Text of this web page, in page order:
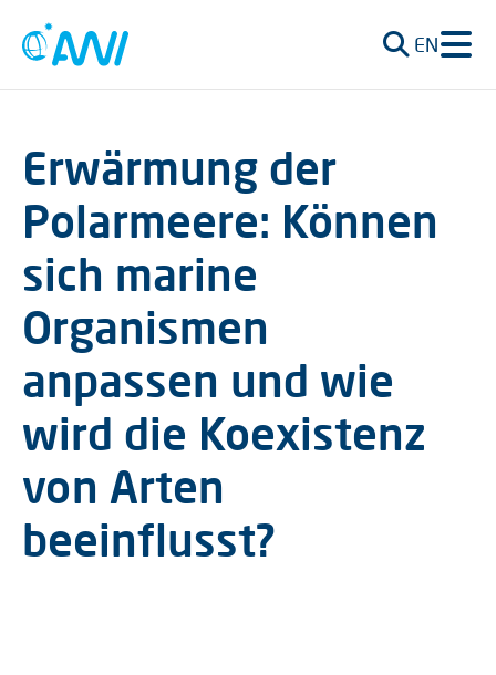
EN
Erwärmung der
Polarmeere: Können
sich marine
Organismen
anpassen und wie
wird die Koexistenz
von Arten
beeinflusst?